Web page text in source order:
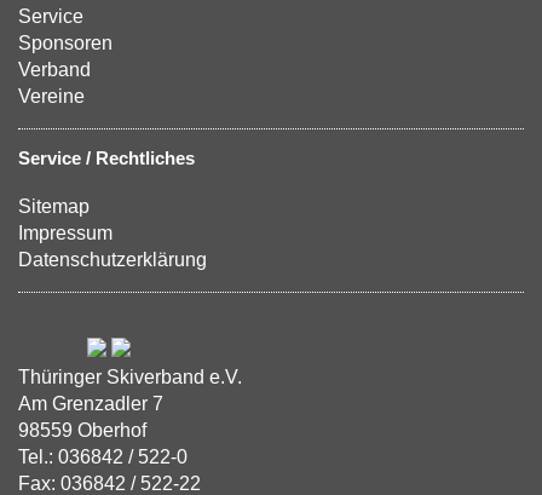
Service
Sponsoren
Verband
Vereine
Service / Rechtliches
Sitemap
Impressum
Datenschutzerklärung
Thüringer Skiverband e.V.
Am Grenzadler 7
98559 Oberhof
Tel.: 036842 / 522-0
Fax: 036842 / 522-22